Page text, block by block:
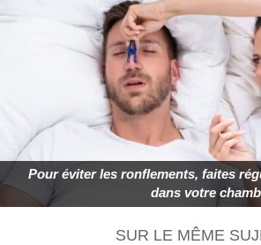
Pour éviter les ronflements, faites
dans votre
SUR LE MÊME